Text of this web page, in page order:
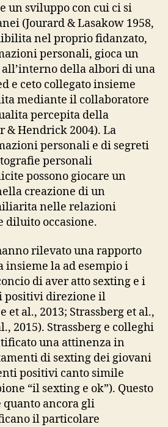
un sviluppo con cui ci si
(Jourard & Lasakow 1958,
nel proprio fidanzato,
personali, gioca un
della albori di una
e ceto collegato insieme
mediante il collaboratore
percepita della
& Hendrick 2004). La
personali e di segreti
personali
possono giocare un
creazione di un
nelle relazioni
diluito occasione.
rilevato una rapporto
insieme la ad esempio i
di aver atto sexting e i
positivi direzione il
et al., 2013; Strassberg et al.,
2015). Strassberg e colleghi
una attinenza in
di sexting dei giovani
positivi canto simile
“il sexting e ok”). Questo
ancora gli
il particolare